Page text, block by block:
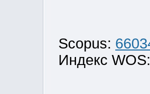
Scopus:
Индекс WOS: